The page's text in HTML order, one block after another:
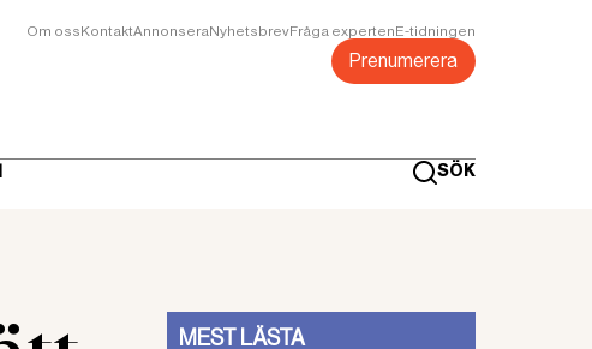
Om ossKontaktAnnonseraNyhetsbrevFråga expertenE-tidningen
Prenumerera
SÖK
MEST LÄSTA